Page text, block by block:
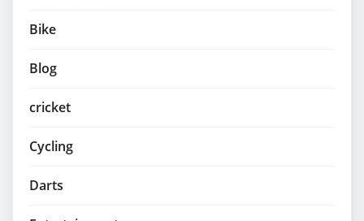
Bike
Blog
cricket
Cycling
Darts